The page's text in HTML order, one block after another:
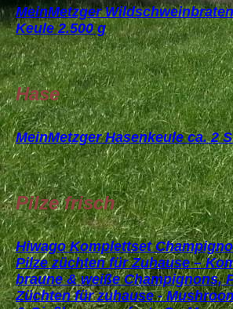
MeinMetzger
Keule 2.500 g
Hase
MeinMetzger Hasenkeule ca. 2
Pilze frisch
Hiwago Komplettset
Pilze züchten für Zuhause –
braune & weiße Champignons,
Züchten für zuhause -